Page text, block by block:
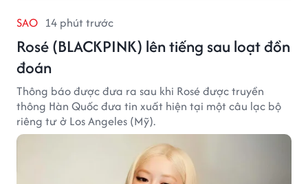
SAO 14 phút trước
Rosé (BLACKPINK) lên tiếng sau loạt đồn
đoán
Thông báo được đưa ra sau khi Rosé được truyền
thông Hàn Quốc đưa tin xuất hiện tại một câu lạc bộ
riêng tư ở Los Angeles (Mỹ).